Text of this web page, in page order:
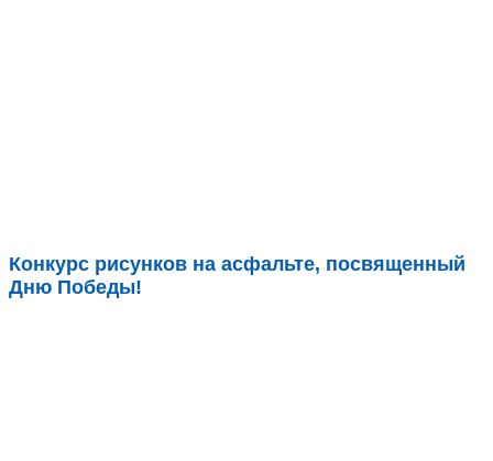
Конкурс рисунков на асфальте, посвященный
Дню Победы!